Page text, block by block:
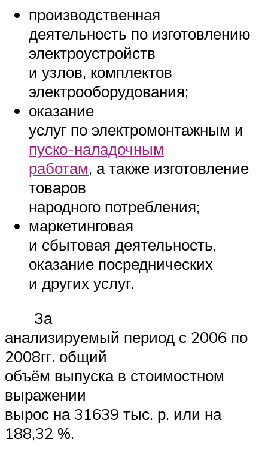
производственная
деятельность по изготовлению
электроустройств
и узлов, комплектов
электрооборудования;
оказание
услуг по электромонтажным и
пуско-наладочным
работам, а также изготовление
товаров
народного потребления;
маркетинговая
и сбытовая деятельность,
оказание посреднических
и других услуг.
За
анализируемый период с 2006 по
2008гг. общий
объём выпуска в стоимостном
выражении
вырос на 31639 тыс. р. или на
188,32 %.